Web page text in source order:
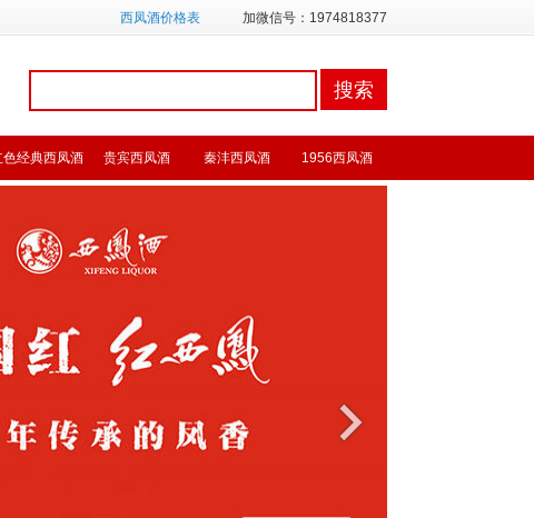
西凤酒价格表 加微信号：1974818377
色经典西凤酒 贵宾西凤酒 秦沣西凤酒 1956西凤酒